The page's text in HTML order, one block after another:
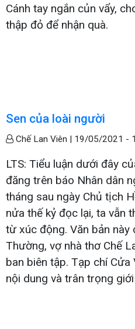
Cánh tay ngắn củn vẩy,
thập đỏ để nhận quà.
Sen của loài người
Chế Lan Viên | 19/05/2021 -
LTS: Tiểu luận dưới đây
đăng trên báo Nhân dân
tháng sau ngày Chủ tịch
nửa thế kỷ đọc lại, ta vẫn
từ xúc động. Văn bản này
Thường, vợ nhà thơ Chế
ban biên tập. Tạp chí
nội dung và trân trọng